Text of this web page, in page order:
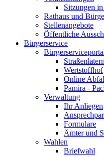
Sitzungen
Rathaus und
Stellenangebote
Öffentliche
Bürgerservice
Wertstoffhof
Online
Pamira -
Verwaltung
Ihr Anliegen
Formulare
Ämter und
Wahlen
Briefwahl